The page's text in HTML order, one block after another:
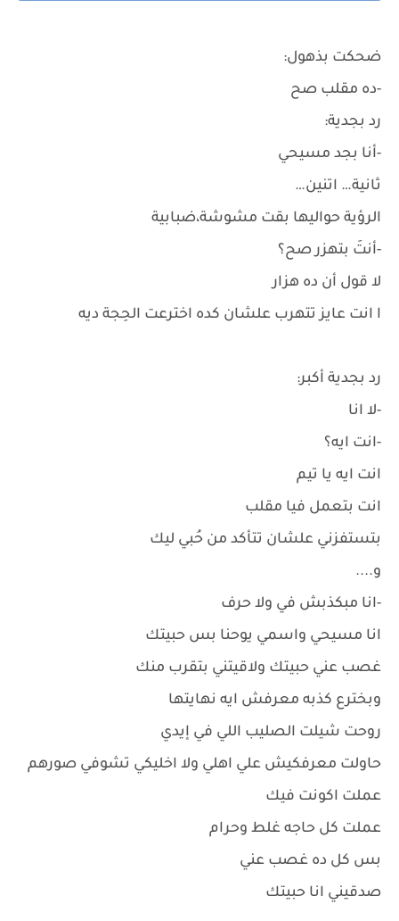
ضحكت بذهول:
-ده مقلب صح
رد بجدية:
-أنا بجد مسيحي
ثانية… اتنين…
الرؤية حواليها بقت مشوشة،ضبابية
-أنتَ بتهزر صح؟
لا قول أن ده هزار
ا انت عايز تتهرب علشان كده اخترعت الحِجة ديه
رد بجدية أكبر:
-لا انا
-انت ايه؟
انت ايه يا تيم
انت بتعمل فيا مقلب
بتستفزني علشان تتأكد من حُبي ليك
و....
-انا مبكذبش في ولا حرف
انا مسيحي واسمي يوحنا بس حبيتك
غصب عني حبيتك ولاقيتني بتقرب منك
وبخترع كذبه معرفش ايه نهايتها
روحت شيلت الصليب اللي في إيدي
حاولت معرفكيش علي اهلي ولا اخليكي تشوفي صورهم
عملت اكونت فيك
عملت كل حاجه غلط وحرام
بس كل ده غصب عني
صدقيني انا حبيتك